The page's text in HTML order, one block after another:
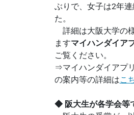
ぶりで、女子は2年
た。
詳細は大阪大学の
ますマイハンダイア
ご覧ください。
⇒マイハンダイアプ
の案内等の詳細はこ
◆ 阪大生が各学会等